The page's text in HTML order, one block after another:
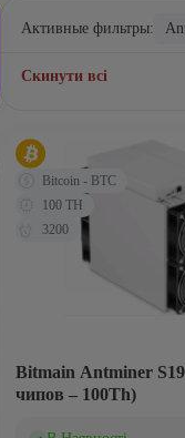
Активные фильтры:
Скинути всі
Bitmain Antminer
чипов – 100Th)
Bitcoin - BTC
100 TH
3200